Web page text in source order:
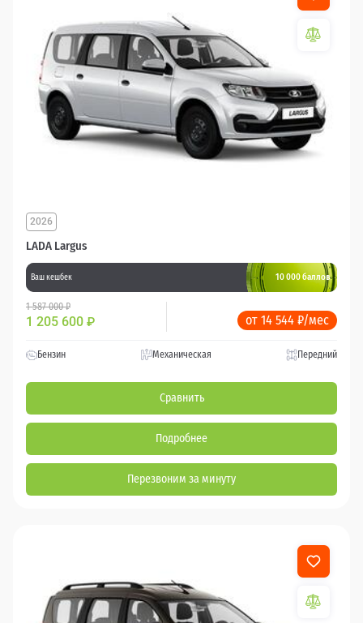
LADA Largus
2026
Ваш кешбек 10 000 баллов
1 587 000 ₽
1 205 600 ₽ от 14 544 ₽/мес
Бензин Механическая Передний
Сравнить
Подробнее
Перезвоним за минуту